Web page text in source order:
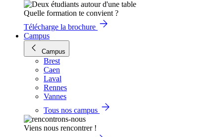
Quelle formation te convient ?
Télécharge la brochure
Campus
Campus
Brest
Caen
Laval
Rennes
Vannes
Tous nos campus
Viens nous rencontrer !